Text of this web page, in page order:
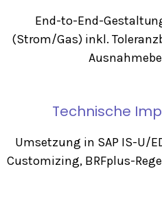
End-to-End-
(Strom/Gas) inkl.
Technische
Umsetzung in SAP IS-U/
Customizing, BRFplus-